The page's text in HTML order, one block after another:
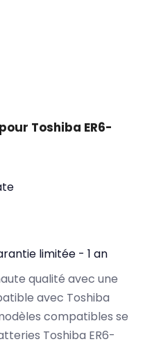
Toshiba ER6-
limitée - 1 an
qualité avec une
avec Toshiba
compatibles se
Toshiba ER6-